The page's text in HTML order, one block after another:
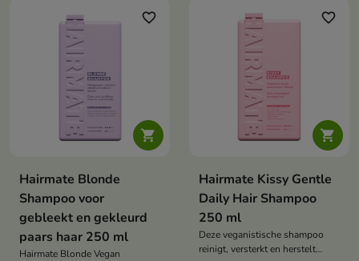
zonder het te verzwaren.

favorite_border
Hairmate Blonde
Shampoo voor
gebleekt en gekleurd
paars haar 250 ml
Hairmate Blonde Vegan

favorite_border
Hairmate Kissy Gentle
Daily Hair Shampoo
250 ml
Deze veganistische shampoo
reinigt, versterkt en herstelt